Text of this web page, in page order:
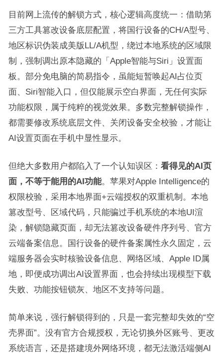
目前网上流传的解锁方式，核心逻辑高度统一：借助第
三方工具篡改设备底层配置，将国行设备的CH/A型号、
地区标识伪装成美版LL/A机型，绕过本地系统的区域限
制，强制调出原本隐藏的「Apple智能与Siri」设置面
板。部分免电脑的简易指令，虽能短暂唤起AI占位页
面、Siri智能入口，但仅能展示空白界面，无任何实际
功能权限，属于纯粹的视觉效果。多数完整解锁操作，
都需要修改系统底层文件、关闭设备安全校验，才能让
AI设置页面在手机中显性显示。
但绝大多数用户都陷入了一个认知误区： 看得见的AI页
面，不等于能用的AI功能。苹果对Apple Intelligence的
权限校验，采用本地界面+云端授权的双重机制。本地
篡改型号、区域代码，只能骗过手机系统的本地UI渲
染，解锁隐藏页面，却无法篡改设备硬件序列号、官方
云端备案信息。国行设备的硬件备案属性永久固定，云
端服务器会实时核验设备信息、网络区域、Apple ID属
地，即便成功调出AI设置界面，也会持续出现模型下载
失败、功能按钮锁灰、地区不支持等问题。
简单来说，强行解锁得到的，只是一套完整却失效的“空
壳界面”。没有官方合规授权，无论切换外区账号、更改
系统语言，还是搭建境外网络环境，都无法激活端侧AI